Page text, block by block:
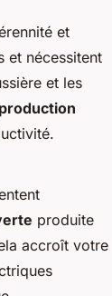
et
et nécessitent
et les
produite
accroît votre